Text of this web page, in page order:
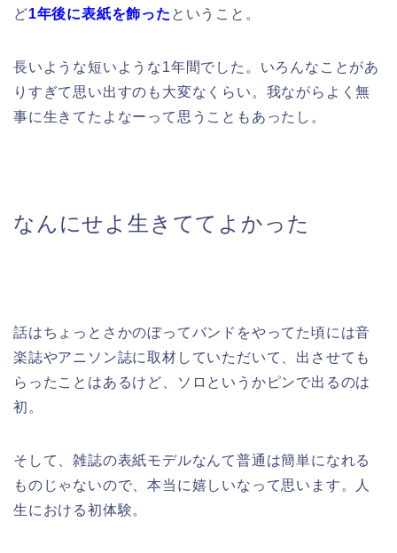
ど1年後に表紙を飾った ということ。
長いような短いような1年間でした。いろんなことがあ
りすぎて思い出すのも大変なくらい。我ながらよく無
事に生きてたよなーって思うこともあったし。
なんにせよ生きててよかった
話はちょっとさかのぼってバンドをやってた頃には音
楽誌やアニソン誌に取材していただいて、出させても
らったことはあるけど、ソロというかピンで出るのは
初。
そして、雑誌の表紙モデルなんて普通は簡単になれる
ものじゃないので、本当に嬉しいなって思います。人
生における初体験。